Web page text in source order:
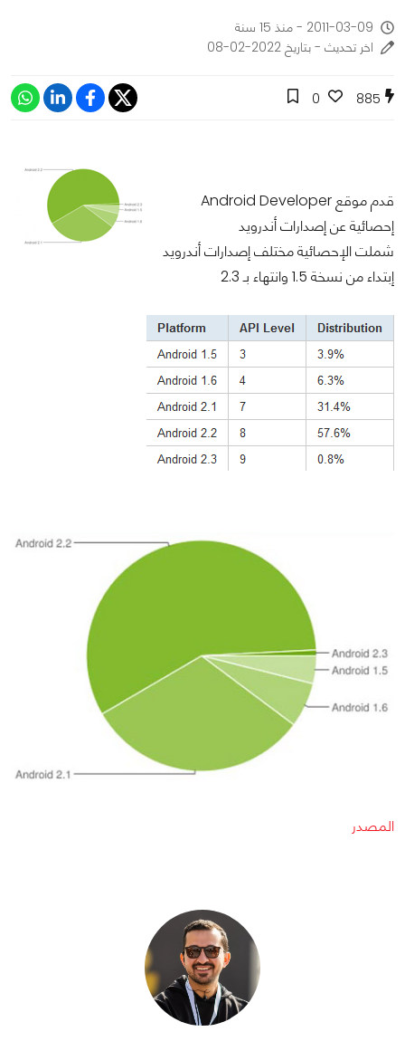
2011-03-09 - منذ 15 سنة
اخر تحديث - بتاريخ 2022-02-08
885
0
قدم موقع Android Developer
إحصائية عن إصدارات أندرويد
شملت الإحصائية مختلف إصدارات أندرويد
إبتداء من نسخة 1.5 وانتهاء بـ 2.3
المصدر